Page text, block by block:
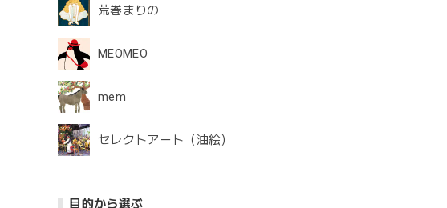
荒巻まりの
MEOMEO
mem
セレクトアート（油絵）
目的から選ぶ